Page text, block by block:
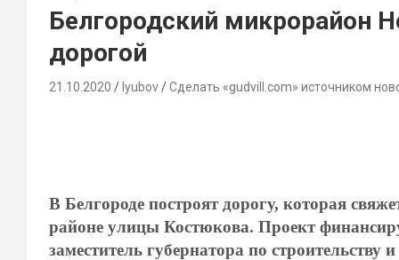
Белгородский микрорайон
дорогой
21.10.2020 lyubov Сделать «gudvill.com» источником
В Белгороде построят дорогу, которая
районе улицы Костюкова. Проект
заместитель губернатора по строительству